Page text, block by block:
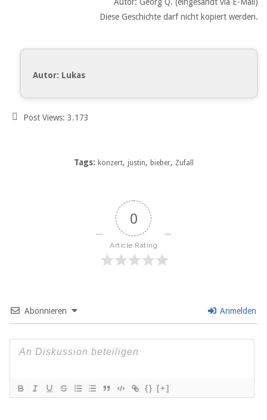
Diese Geschichte darf nicht kopiert werden.
Autor: Lukas
Post Views: 3.173
Tags: konzert, justin, bieber, Zufall
0
Article Rating
Abonnieren Anmelden
{} [+]